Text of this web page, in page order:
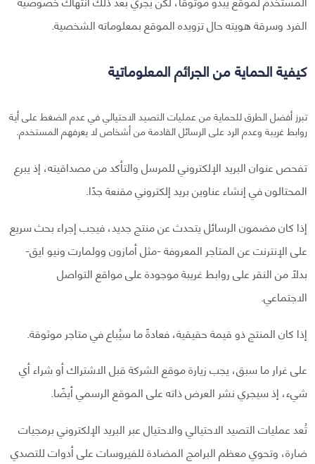
الفرد وسرقة هويته حال تزويده الموقع بمعلوماته الشخصية.
كيفية الحماية من الجرائم المعلوماتية
تبرز أفضل الطرق للحماية من عمليات التصيد الاحتيالي في عدم الضغط على أية
روابط غريبة وعدم الرد على الرسائل القادمة من أشخاص لا يعرفهم المستخدم.
تفحص عنوان البريد الإلكتروني للمرسل والتأكد من مصداقيته، إذ يبرع
المحتالون في إنشاء عناوين بريد إلكتروني مقنعة جدًا.
إذا كان مضمون الرسائل يتحدث عن منتج جديد، فيجب إجراء بحث سريع
على الإنترنت عن المتاجر المعروفة -مثل أمازون وولمارت ونيو ايق-
بدلًا من النقر على روابط غريبة موجودة على مواقع التواصل
الاجتماعي.
إذا كان المنتج ذو قيمة حقيقية، فعادةً ما سيُباع في متاجر موثوقة.
على غرار ما سبق، يجب زيارة موقع الشركة قبل الاشتراك أو شراء أي
شيء، إذ سيجري نشر العرض ذاته على الموقع الرسمي أيضًا.
تُعد عمليات التصيد الاحتيالي والاحتيال عبر البريد الإلكتروني برمجيات
ضارة، وتحوي معظم البرامج المضادة للفيروسات على أدوات للتصدي